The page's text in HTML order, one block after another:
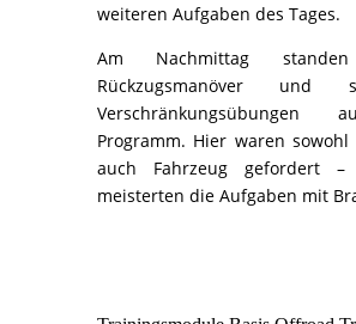
weiteren Aufgaben des Tages.
Am Nachmittag
Rückzugsmanöver und
Verschränkungsübungen
Programm. Hier waren sowohl
auch Fahrzeug gefordert
meisterten die Aufgaben mit